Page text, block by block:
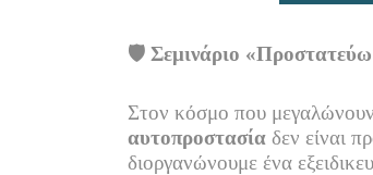
🛡️ Σεμινάριο
Στον κόσμο που
αυτοπροστασία δεν είναι
διοργανώνουμε ένα